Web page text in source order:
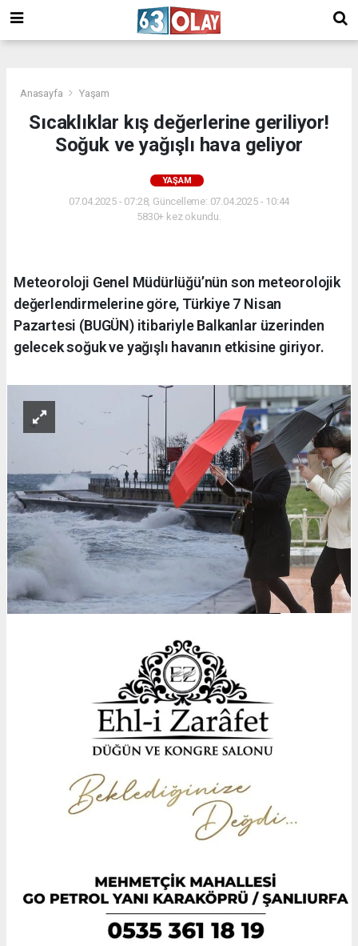
Anasayfa Yaşam
Sıcaklıklar kış değerlerine geriliyor!
Soğuk ve yağışlı hava geliyor
YAŞAM
07.04.2025 - 07:28, Güncelleme: 07.04.2025 - 10:44
5830+ kez okundu.
Meteoroloji Genel Müdürlüğü’nün son meteorolojik
değerlendirmelerine göre, Türkiye 7 Nisan
Pazartesi (BUGÜN) itibariyle Balkanlar üzerinden
gelecek soğuk ve yağışlı havanın etkisine giriyor.